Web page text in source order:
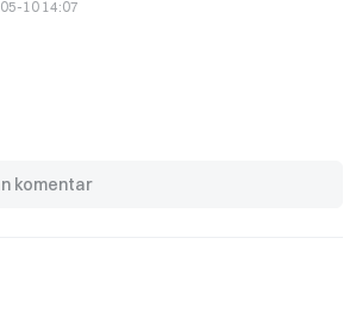
05-10 14:07